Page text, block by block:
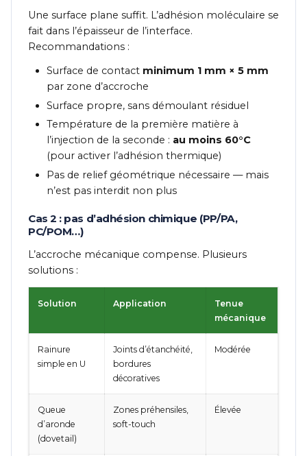
Une surface plane suffit. L’adhésion moléculaire se
fait dans l’épaisseur de l’interface.
Recommandations :
Surface de contact minimum 1 mm × 5 mm
par zone d’accroche
Surface propre, sans démoulant résiduel
Température de la première matière à
l’injection de la seconde : au moins 60°C
(pour activer l’adhésion thermique)
Pas de relief géométrique nécessaire — mais
n’est pas interdit non plus
Cas 2 : pas d’adhésion chimique (PP/PA,
PC/POM…)
L’accroche mécanique compense. Plusieurs
solutions :
Solution Application
Tenue
mécanique
Rainure
simple en U
Joints d’étanchéité,
bordures
décoratives
Modérée
Queue
d’aronde
(dovetail)
Zones préhensiles,
soft-touch
Élevée